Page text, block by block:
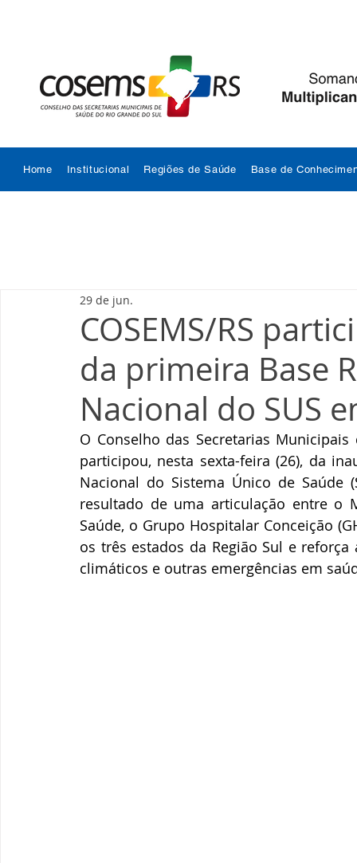
Home Institucional Regiões de Saúde Base de
COSEMS/RS
da primeira Base
Nacional do SUS
29 de jun.
O Conselho das Secretarias Municipais
participou, nesta sexta-feira (26), da
Nacional do Sistema Único de Saúde
resultado de uma articulação entre o
Saúde, o Grupo Hospitalar Conceição
os três estados da Região Sul e
climáticos e outras emergências em